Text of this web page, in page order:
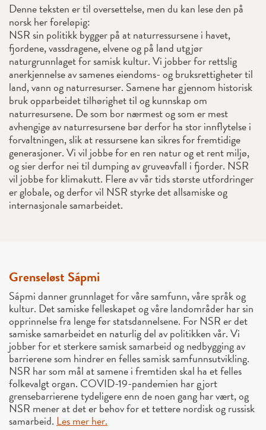
Denne teksten er til oversettelse, men du kan lese den på
norsk her foreløpig:
NSR sin politikk bygger på at naturressursene i havet,
fjordene, vassdragene, elvene og på land utgjør
naturgrunnlaget for samisk kultur. Vi jobber for rettslig
anerkjennelse av samenes eiendoms- og bruksrettigheter til
land, vann og naturresurser. Samene har gjennom historisk
bruk opparbeidet tilhørighet til og kunnskap om
naturresursene. De som bor nærmest og som er mest
avhengige av naturresursene bør derfor ha stor innflytelse i
forvaltningen, slik at ressursene kan sikres for fremtidige
generasjoner. Vi vil jobbe for en ren natur og et rent miljø,
og sier derfor nei til dumping av gruveavfall i fjorder. NSR
vil jobbe for klimakutt. Flere av vår tids største utfordringer
er globale, og derfor vil NSR styrke det allsamiske og
internasjonale samarbeidet.
Grenseløst Sápmi
Sápmi danner grunnlaget for våre samfunn, våre språk og
kultur. Det samiske felleskapet og våre landområder har sin
opprinnelse fra lenge før statsdannelsene. For NSR er det
samiske samarbeidet en naturlig del av politikken vår. Vi
jobber for et sterkere samisk samarbeid og nedbygging av
barrierene som hindrer en felles samisk samfunnsutvikling.
NSR har som mål at samene i fremtiden skal ha et felles
folkevalgt organ. COVID-19-pandemien har gjort
grensebarrierene tydeligere enn de noen gang har vært, og
NSR mener at det er behov for et tettere nordisk og russisk
samarbeid. Les mer her.